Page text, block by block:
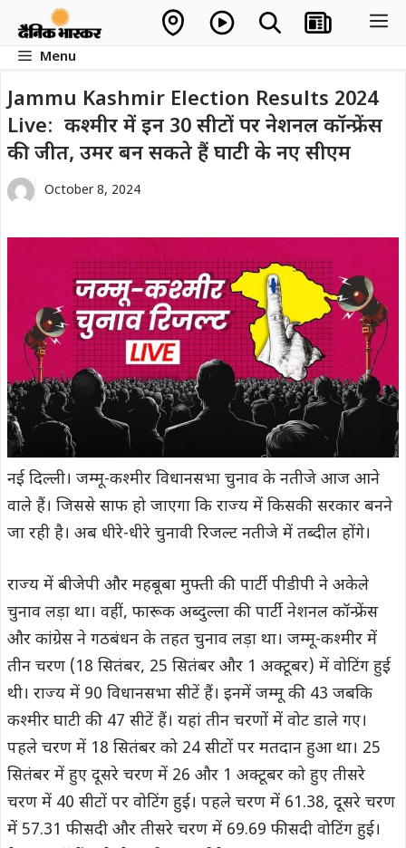
contentMenu
Jammu Kashmir Election Results 2024
Live: कश्मीर में इन 30 सीटों पर नेशनल कॉन्फ्रेंस
की जीत, उमर बन सकते हैं घाटी के नए सीएम
October 8, 2024
नई दिल्ली। जम्मू-कश्मीर विधानसभा चुनाव के नतीजे आज आने
वाले हैं। जिससे साफ हो जाएगा कि राज्य में किसकी सरकार बनने
जा रही है। अब धीरे-धीरे चुनावी रिजल्ट नतीजे में तब्दील होंगे।
राज्य में बीजेपी और महबूबा मुफ्ती की पार्टी पीडीपी ने अकेले
चुनाव लड़ा था। वहीं, फारूक अब्दुल्ला की पार्टी नेशनल कॉन्फ्रेंस
और कांग्रेस ने गठबंधन के तहत चुनाव लड़ा था। जम्मू-कश्मीर में
तीन चरण (18 सितंबर, 25 सितंबर और 1 अक्टूबर) में वोटिंग हुई
थी। राज्य में 90 विधानसभा सीटें हैं। इनमें जम्मू की 43 जबकि
कश्मीर घाटी की 47 सीटें हैं। यहां तीन चरणों में वोट डाले गए।
पहले चरण में 18 सितंबर को 24 सीटों पर मतदान हुआ था। 25
सितंबर में हुए दूसरे चरण में 26 और 1 अक्टूबर को हुए तीसरे
चरण में 40 सीटों पर वोटिंग हुई। पहले चरण में 61.38, दूसरे चरण
में 57.31 फीसदी और तीसरे चरण में 69.69 फीसदी वोटिंग हुई।